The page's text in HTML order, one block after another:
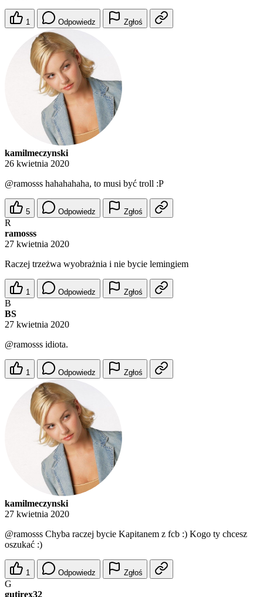
1 Odpowiedz Zgłoś
kamilmeczynski
26 kwietnia 2020
@ramosss hahahahaha, to musi być troll :P
5 Odpowiedz Zgłoś
R
ramosss
27 kwietnia 2020
Raczej trzeżwa wyobrażnia i nie bycie lemingiem
1 Odpowiedz Zgłoś
B
BS
27 kwietnia 2020
@ramosss idiota.
1 Odpowiedz Zgłoś
kamilmeczynski
27 kwietnia 2020
@ramosss Chyba raczej bycie Kapitanem z fcb :) Kogo ty chcesz
oszukać :)
1 Odpowiedz Zgłoś
G
gutirex32